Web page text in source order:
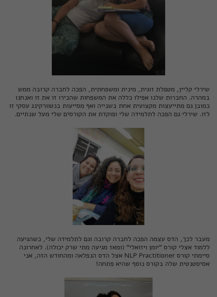
שירלי קליין, מטפלת זוגית, מינית ומשפחתית, הפכה לחברה קרובה ממש
במהרה. החברות שלנו אפילו כללה את המשפחות שהכירו זו את זו ואנחנו
כמובן גם מתייעצות מקצועית אחת בשנייה ואף מסייעות בנטוורקינג עסקי זו
לזו. שירלי גם הפכה לתלמידה שלי ופוקדת את הקורסים שלי מעל שנתיים.
מעבר לכך, הדס עצמה הפכה לחברה קרובה וגם לתלמידה שלי, כשהגיעה
ללמוד אצלי קורס "יומן ויזואלי" (ומאז מגיעה מתי שרק יכולה). לאחרונה
סיימתי קורס NLP Practitioner
אצל הדס הנפלאה ומהחודש הזה, אני
אסיסטנטית שלה בקורס נוסף שהיא פתחה!